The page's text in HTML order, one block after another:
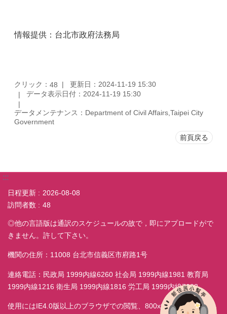
情報提供：台北市政府法務局
クリック： 48
更新日：2024-11-19 15:30
データ表示日付：2024-11-19 15:30
データメンテナンス：Department of Civil Affairs,Taipei City
Government
前頁戻る
:::
日程更新
2026-08-08
訪問者数
48
◎他の言語版は通訳のスケジュールの故で，即にアプロードがで
きません。許して下さい。
機関の住所：11008 台北市信義区市府路1号
連絡電話：民政局 1999内線6260 社会局 1999内線1981 教育局
1999内線1216 衛生局 1999内線1816 労工局 1999内線7038
使用にはIE4.0版以上のブラウザでの閲覧、800x600モニター解析